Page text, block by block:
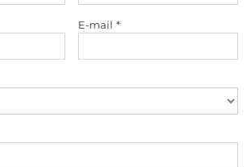
E-mail